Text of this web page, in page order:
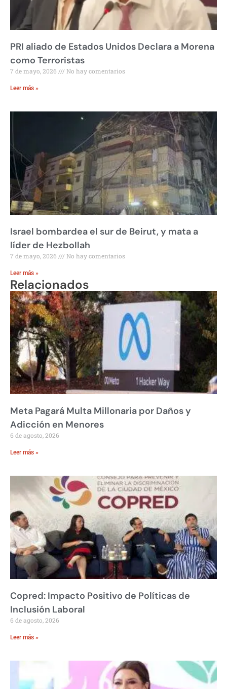
PRI aliado de Estados Unidos Declara a Morena
como Terroristas
7 de mayo, 2026 No hay comentarios
Leer más »
Israel bombardea el sur de Beirut, y mata a
líder de Hezbollah
7 de mayo, 2026 No hay comentarios
Leer más »
Relacionados
Meta Pagará Multa Millonaria por Daños y
Adicción en Menores
6 de agosto, 2026
Leer más »
Copred: Impacto Positivo de Políticas de
Inclusión Laboral
6 de agosto, 2026
Leer más »